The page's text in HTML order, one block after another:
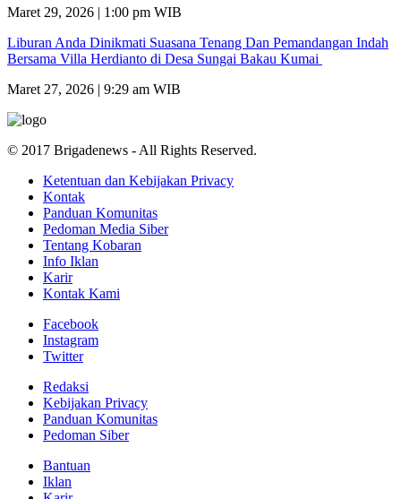
Maret 29, 2026 | 1:00 pm WIB
Liburan Anda Dinikmati Suasana Tenang Dan Pemandangan Indah
Bersama Villa Herdianto di Desa Sungai Bakau Kumai
Maret 27, 2026 | 9:29 am WIB
© 2017 Brigadenews - All Rights Reserved.
Ketentuan dan Kebijakan Privacy
Kontak
Panduan Komunitas
Pedoman Media Siber
Tentang Kobaran
Info Iklan
Karir
Kontak Kami
Facebook
Instagram
Twitter
Redaksi
Kebijakan Privacy
Panduan Komunitas
Pedoman Siber
Bantuan
Iklan